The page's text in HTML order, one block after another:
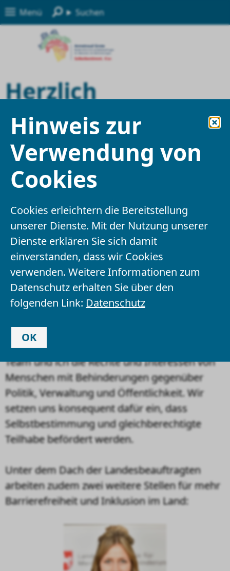
Menü Suchen
Hinweis zur
Verwendung von
Cookies
Cookies erleichtern die Bereitstellung
unserer Dienste. Mit der Nutzung unserer
Dienste erklären Sie sich damit
einverstanden, dass wir Cookies
verwenden. Weitere Informationen zum
Datenschutz erhalten Sie über den
folgenden Link: Datenschutz
OK
Herzlich
willkommen
Annetraud Grote
auf der Seite derNiedersächsischen
Landesbeauftragten für Menschen mit
Als Teil der Landesregierung vertreten mein
Team und ich die Rechte und Interessen von
Menschen mit Behinderungen gegenüber
Politik, Verwaltung und Öffentlichkeit. Wir
setzen uns konsequent dafür ein, dass
Selbstbestimmung und gleichberechtigte
Teilhabe befördert werden.
Unter dem Dach der Landesbeauftragten
arbeiten zudem zwei weitere Stellen für mehr
Barrierefreiheit und Inklusion im Land: